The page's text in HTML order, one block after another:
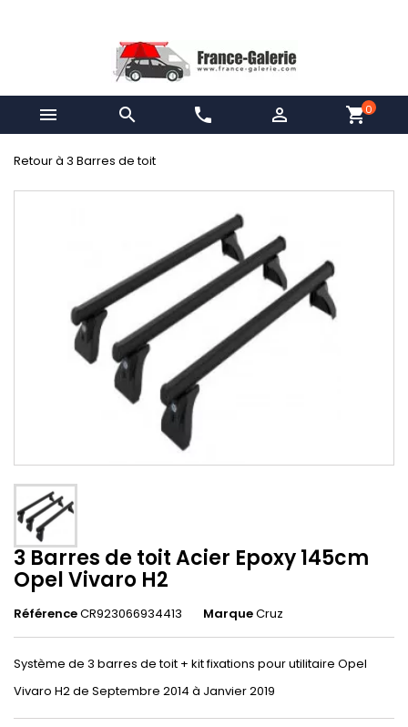
  phone  shopping_cart0
Retour à 3 Barres de toit
3 Barres de toit Acier Epoxy 145cm
Opel Vivaro H2
RéférenceCR923066934413 MarqueCruz
Système de 3 barres de toit + kit fixations pour utilitaire Opel
Vivaro H2 de Septembre 2014 à Janvier 2019